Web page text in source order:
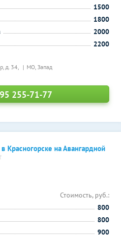
д. 34, МО, Запад
1500
1800
2000
2200
255-71-77
Красногорске на Авангардной
Стоимость, руб.:
800
800
900